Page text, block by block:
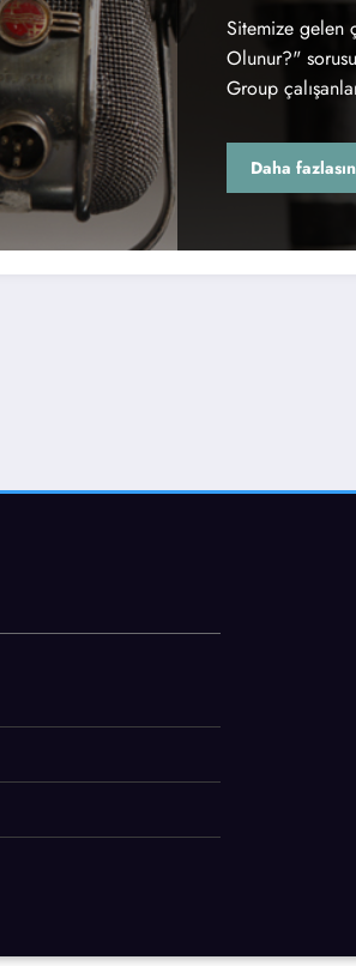
Sitemize gelen
Olunur?"
Group
Daha